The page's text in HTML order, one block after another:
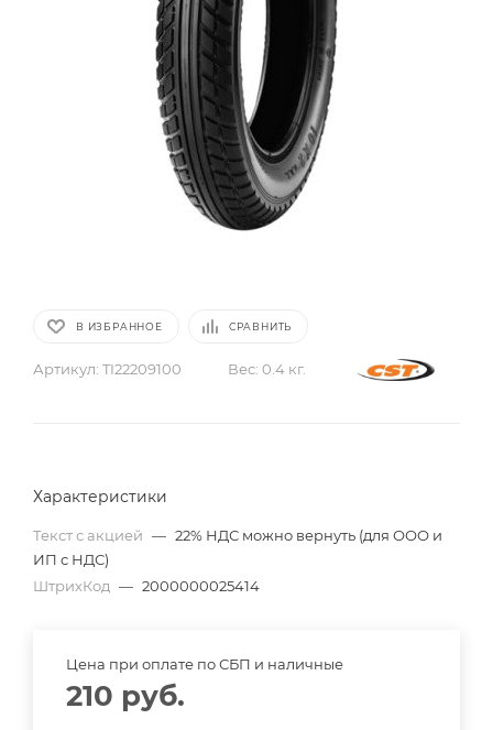
В ИЗБРАННОЕ СРАВНИТЬ
Артикул: TI22209100 Вес: 0.4 кг.
Характеристики
Текст с акцией — 22% НДС можно вернуть (для ООО и
ИП с НДС)
ШтрихКод — 2000000025414
Цена при оплате по СБП и наличные
210 руб.